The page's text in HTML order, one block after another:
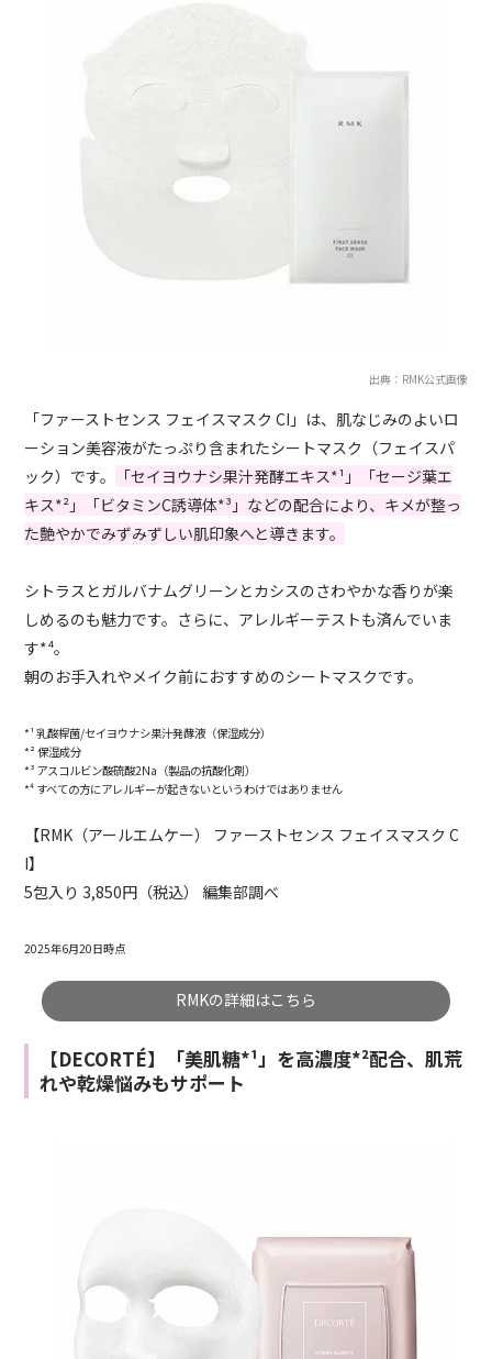
出典：RMK公式画像
「ファーストセンス フェイスマスク CI」は、肌なじみのよいロ
ーション美容液がたっぷり含まれたシートマスク（フェイスパ
ック）です。
「セイヨウナシ果汁発酵エキス*¹」「セージ葉エ
キス*²」「ビタミンC誘導体*³」などの配合により、キメが整っ
た艶やかでみずみずしい肌印象へと導きます。
シトラスとガルバナムグリーンとカシスのさわやかな香りが楽
しめるのも魅力です。さらに、アレルギーテストも済んでいま
す*⁴。
朝のお手入れやメイク前におすすめのシートマスクです。
*¹ 乳酸桿菌/セイヨウナシ果汁発酵液（保湿成分）
*² 保湿成分
*³ アスコルビン酸硫酸2Na（製品の抗酸化剤）
*⁴ すべての方にアレルギーが起きないというわけではありません
【RMK（アールエムケー） ファーストセンス フェイスマスク C
I】
5包入り 3,850円（税込） 編集部調べ
2025年6月20日時点
RMKの詳細はこちら
【DECORTÉ】「美肌糖*¹」を高濃度*²配合、肌荒
れや乾燥悩みもサポート